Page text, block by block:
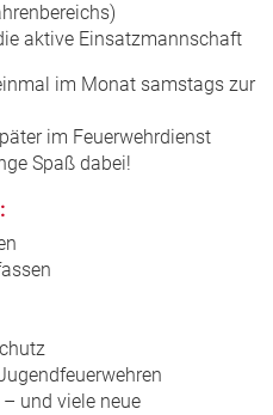
aktive Einsatzmannschaft
im Monat samstags zur
im Feuerwehrdienst
Spaß dabei!
und viele neue